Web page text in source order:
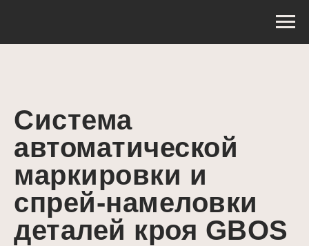
Система
автоматической
маркировки и
спрей-намеловки
деталей кроя GBOS